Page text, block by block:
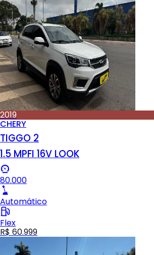
2019
CHERY
TIGGO 2
1.5 MPFI 16V LOOK
80.000
Automático
Flex
R$ 60.999